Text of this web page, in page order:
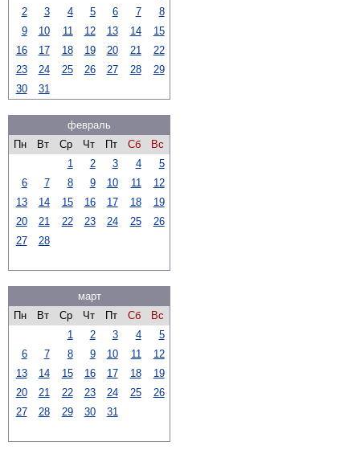
2
3 4 5 6 7
8
9
10 11 12 13 14
15
16
17 18 19 20 21
22
23
24 25 26 27 28
29
30
31
февраль
Пн
Вт Ср Чт Пт Сб
Вс
1
2 3 4
5
6
7 8 9 10 11
12
13
14 15 16 17 18
19
20
21 22 23 24 25
26
27
28
март
Пн
Вт Ср Чт Пт Сб
Вс
1
2 3 4
5
6
7 8 9 10 11
12
13
14 15 16 17 18
19
20
21 22 23 24 25
26
27
28 29 30 31